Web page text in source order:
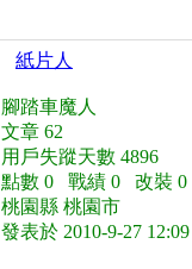
紙片人
腳踏車魔人
文章 62
用戶失蹤天數 4896
點數 0 戰績 0 改裝
桃園縣 桃園市
發表於 2010-9-27